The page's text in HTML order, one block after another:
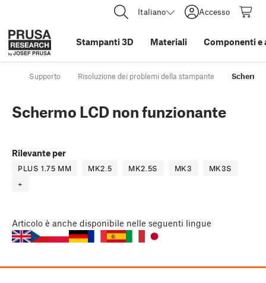
Italiano Accesso
Stampanti 3D Materiali Componenti e
Supporto Risoluzione dei problemi della stampante Schermo
Schermo LCD non funzionante
Rilevante per
PLUS 1.75 MM MK2.5 MK2.5S MK3
MK3S
+
Articolo è anche disponibile nelle seguenti lingue